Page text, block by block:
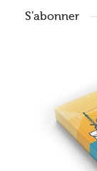
S’abonner